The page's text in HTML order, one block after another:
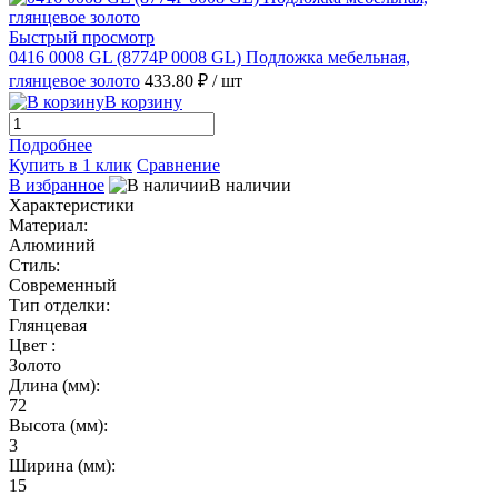
Быстрый просмотр
0416 0008 GL (8774P 0008 GL) Подложка мебельная,
глянцевое золото 433.80 ₽ / шт
В корзину
Подробнее
Купить в 1 клик Сравнение
В избранное
В наличии
Характеристики
Материал:
Алюминий
Стиль:
Современный
Тип отделки:
Глянцевая
Цвет :
Золото
Длина (мм):
72
Высота (мм):
3
Ширина (мм):
15